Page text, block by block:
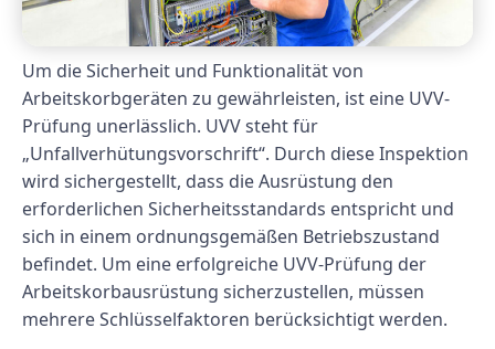
Um die Sicherheit und Funktionalität von
Arbeitskorbgeräten zu gewährleisten, ist eine UVV-
Prüfung unerlässlich. UVV steht für
„Unfallverhütungsvorschrift“. Durch diese Inspektion
wird sichergestellt, dass die Ausrüstung den
erforderlichen Sicherheitsstandards entspricht und
sich in einem ordnungsgemäßen Betriebszustand
befindet. Um eine erfolgreiche UVV-Prüfung der
Arbeitskorbausrüstung sicherzustellen, müssen
mehrere Schlüsselfaktoren berücksichtigt werden.